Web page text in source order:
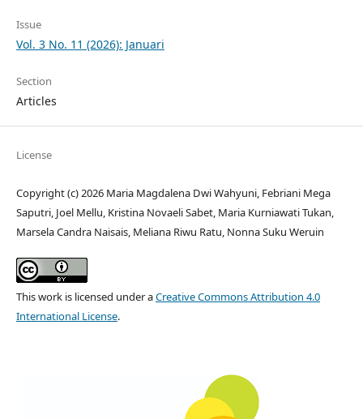
Issue
Vol. 3 No. 11 (2026): Januari
Section
Articles
License
Copyright (c) 2026 Maria Magdalena Dwi Wahyuni, Febriani Mega
Saputri, Joel Mellu, Kristina Novaeli Sabet, Maria Kurniawati Tukan,
Marsela Candra Naisais, Meliana Riwu Ratu, Nonna Suku Weruin
This work is licensed under aCreative Commons Attribution 4.0
International License.